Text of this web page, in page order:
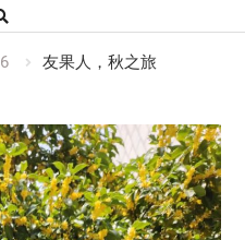
6 友果人，秋之旅